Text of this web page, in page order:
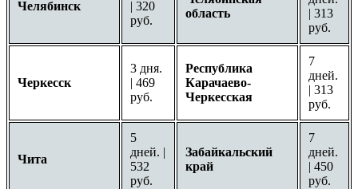
Челябинск
| 320
руб.
область
| 313
руб.
Черкесск
3 дня.
| 469
руб.
Республика
Карачаево-
Черкесская
7
дней.
| 313
руб.
Чита
5
дней. |
532
руб.
Забайкальский
край
7
дней.
| 450
руб.